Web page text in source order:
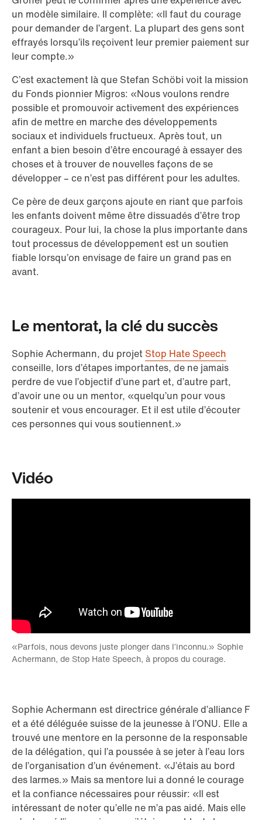
un modèle similaire. Il complète: «Il faut du courage
pour demander de l’argent. La plupart des gens sont
effrayés lorsqu’ils reçoivent leur premier paiement sur
leur compte.»
C’est exactement là que Stefan Schöbi voit la mission
du Fonds pionnier Migros: «Nous voulons rendre
possible et promouvoir activement des expériences
afin de mettre en marche des développements
sociaux et individuels fructueux. Après tout, un
enfant a bien besoin d’être encouragé à essayer des
choses et à trouver de nouvelles façons de se
développer – ce n’est pas différent pour les adultes.
Ce père de deux garçons ajoute en riant que parfois
les enfants doivent même être dissuadés d’être trop
courageux. Pour lui, la chose la plus importante dans
tout processus de développement est un soutien
fiable lorsqu’on envisage de faire un grand pas en
avant.
Le mentorat, la clé du succès
Sophie Achermann, du projet Stop Hate Speech
conseille, lors d’étapes importantes, de ne jamais
perdre de vue l’objectif d’une part et, d’autre part,
d’avoir une ou un mentor, «quelqu’un pour vous
soutenir et vous encourager. Et il est utile d’écouter
ces personnes qui vous soutiennent.»
Vidéo
«Parfois, nous devons juste plonger dans l’inconnu.» Sophie
Achermann, de Stop Hate Speech, à propos du courage.
Sophie Achermann est directrice générale d’alliance F
et a été déléguée suisse de la jeunesse à l’ONU. Elle a
trouvé une mentore en la personne de la responsable
de la délégation, qui l’a poussée à se jeter à l’eau lors
de l’organisation d’un événement. «J’étais au bord
des larmes.» Mais sa mentore lui a donné le courage
et la confiance nécessaires pour réussir: «Il est
intéressant de noter qu’elle ne m’a pas aidé. Mais elle